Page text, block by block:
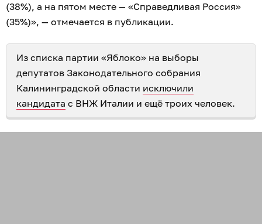
(38%), а на пятом месте — «Справедливая Россия»
(35%)», — отмечается в публикации.
Из списка партии «Яблоко» на выборы
депутатов Законодательного собрания
Калининградской области исключили
кандидата с ВНЖ Италии и ещё троих человек.